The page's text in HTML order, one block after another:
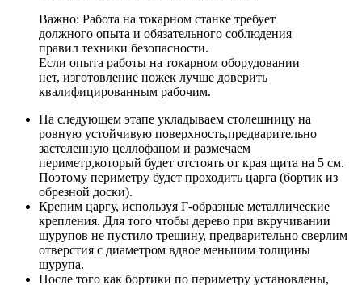
Важно: Работа на токарном станке требует
должного опыта и обязательного соблюдения
правил техники безопасности.
Если опыта работы на токарном оборудовании
нет, изготовление ножек лучше доверить
квалифицированным рабочим.
На следующем этапе укладываем столешницу на
ровную устойчивую поверхность,предварительно
застеленную целлофаном и размечаем
периметр,который будет отстоять от края щита на 5 см.
Поэтому периметру будет проходить царга (бортик из
обрезной доски).
Крепим царгу, используя Г-образные металлические
крепления. Для того чтобы дерево при вкручивании
шурупов не пустило трещину, предварительно сверлим
отверстия с диаметром вдвое меньшим толщины
шурупа.
После того как бортики по периметру установлены,